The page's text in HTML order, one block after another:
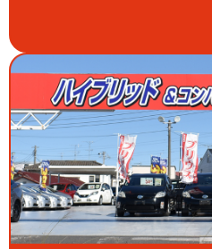
誠に勝手ながら
毎週火曜日・第1.3水曜日は定休